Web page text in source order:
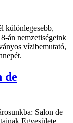
különlegesebb,
án nemzetiségeink
vízibemutató,
de
Salon de